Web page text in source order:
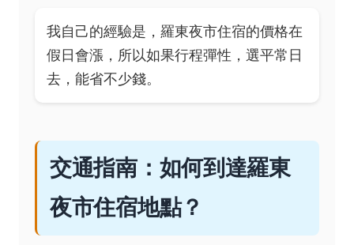
我自己的經驗是，羅東夜市住宿的價格在
假日會漲，所以如果行程彈性，選平常日
去，能省不少錢。
交通指南：如何到達羅東
夜市住宿地點？